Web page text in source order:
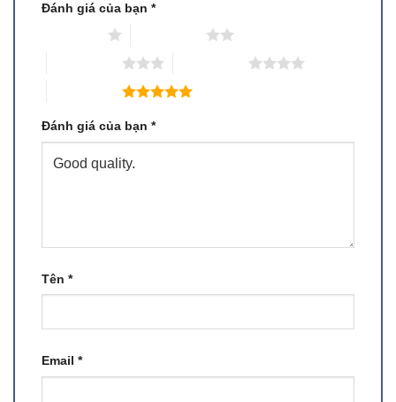
Đánh giá của bạn *
Đánh giá của bạn *
Tên *
Email *